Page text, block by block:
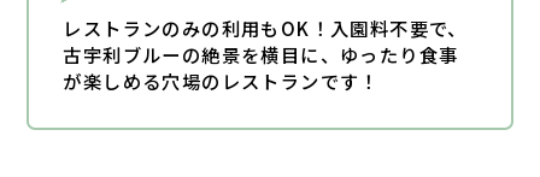
レストランのみの利用もOK！入園料不要で、
古宇利ブルーの絶景を横目に、ゆったり食事
が楽しめる穴場のレストランです！